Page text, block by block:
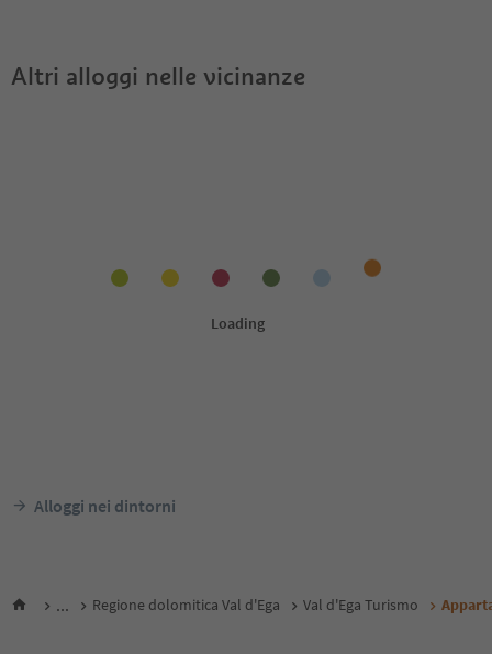
Altri alloggi nelle vicinanze
Alloggi nei dintorni
... Regione dolomitica Val d'Ega Val d'Ega Turismo